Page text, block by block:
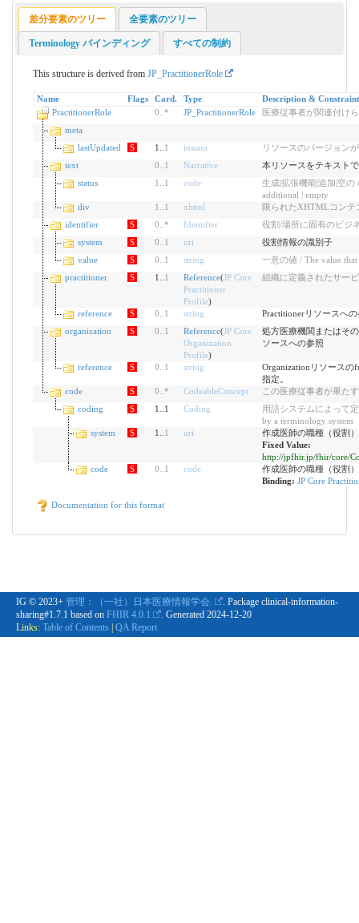
差分要素のツリー 全要素のツリー
Terminology バインディング すべての制約
This structure is derived from JP_PractitionerRole
Name Flags Card. Type
Description &
PractitionerRole
0 * JP_PractitionerRole
医療従事者が関連付け
meta
lastUpdated
S 1.. 1 instant
リソースのバージョン
text
0 1 Narrative
本リソースをテキスト
status
1 1 code
生成|拡張機能|追加|空の
additional | empty
div
1 1 xhtml
限られたXHTMLコンテ
identifier
S 0 * Identifier
役割/場所に固有のビジ
system
S 0 1 uri
役割情報の識別子
value
S 0 1 string
一意の値 / The value that
practitioner
S 1.. 1 Reference(JP Core
Practitioner
Profile)
組織に定義されたサー
reference S 0 1 string
Practitionerリソースへ
organization
S 0 1 Reference(JP Core
Organization
Profile)
処方医療機関またはそ
ソースへの参照
reference S 0 1 string
Organizationリソース
指定。
code
S 0 * CodeableConcept
この医療従事者が果た
coding
S 1..1 Coding
用語システムによって
by a terminology system
system
S 1.. 1 uri
作成医師の職種（役割
Fixed Value:
http://jpfhir.jp/fhir/core/
code
S 0 1 code
作成医師の職種（役割
Binding: JP Core
Documentation for this format
IG © 2023+ 管理：（一社）日本医療情報学会.
. Package clinical-information-
sharing#1.7.1 based on FHIR 4.0.1 . Generated 2024-12-20
Links: Table of Contents QA Report